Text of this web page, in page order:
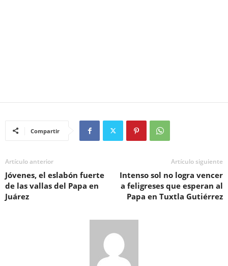
Compartir
Artículo anterior
Jóvenes, el eslabón fuerte
de las vallas del Papa en
Juárez
Artículo siguiente
Intenso sol no logra vencer
a feligreses que esperan al
Papa en Tuxtla Gutiérrez